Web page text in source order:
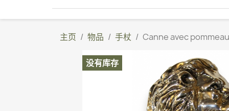
主页 物品 手杖 Canne avec
没有库存